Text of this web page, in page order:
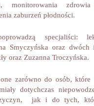
monitorowania
zaburzeń płodności.
specjaliści:
Smyczyńska oraz dwóch
oraz Zuzanna Troczyńska.
zarówno do osób, które
dotychczas
jak i do tych,